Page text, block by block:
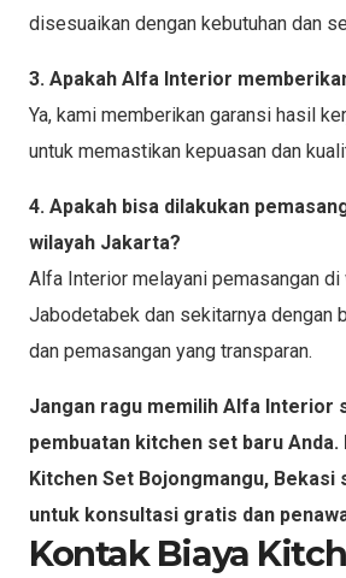
disesuaikan dengan kebutuhan dan
3. Apakah Alfa Interior
Ya, kami memberikan garansi hasil
untuk memastikan kepuasan dan
4. Apakah bisa dilakukan
wilayah Jakarta?
Alfa Interior melayani pemasangan di
Jabodetabek dan sekitarnya dengan
dan pemasangan yang transparan.
Jangan ragu memilih Alfa Interior
pembuatan kitchen set baru Anda.
Kitchen Set Bojongmangu, Bekasi
untuk konsultasi gratis dan
Kontak Biaya